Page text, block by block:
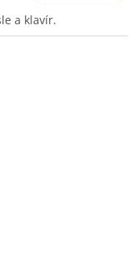
a klavír.